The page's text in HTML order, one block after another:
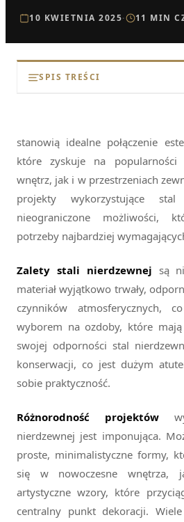
10 KWIETNIA 2025· 11 MIN
SPIS TREŚCI
Zastosowanie w architekturze wnętrz
Ozdoby zewnętrzne
Trendy w projektowaniu
Najczęściej Zadawane Pytania
stanowią idealne połączenie
które zyskuje na
wnętrz, jak i w przestrzeniach
projekty wykorzystujące
nieograniczone możliwości,
potrzeby najbardziej
Zalety stali nierdzewnej są
materiał wyjątkowo trwały,
czynników atmosferycznych,
wyborem na ozdoby, które
swojej odporności stal
konserwacji, co jest dużym
sobie praktyczność.
Różnorodność projektów
nierdzewnej jest imponująca.
proste, minimalistyczne formy,
się w nowoczesne wnętrza,
artystyczne wzory, które
centralny punkt dekoracji.